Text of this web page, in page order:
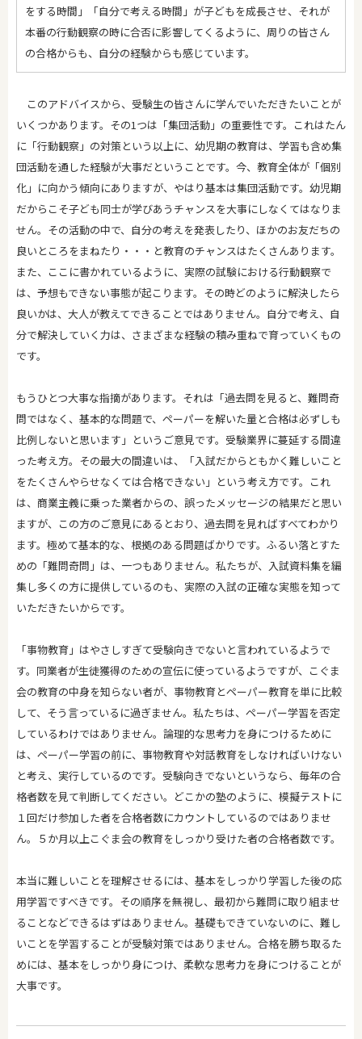
をする時間」「自分で考える時間」が子どもを成長させ、それが
本番の行動観察の時に合否に影響してくるように、周りの皆さん
の合格からも、自分の経験からも感じています。
このアドバイスから、受験生の皆さんに学んでいただきたいことが
いくつかあります。その1つは「集団活動」の重要性です。これはたん
に「行動観察」の対策という以上に、幼児期の教育は、学習も含め集
団活動を通した経験が大事だということです。今、教育全体が「個別
化」に向かう傾向にありますが、やはり基本は集団活動です。幼児期
だからこそ子ども同士が学びあうチャンスを大事にしなくてはなりま
せん。その活動の中で、自分の考えを発表したり、ほかのお友だちの
良いところをまねたり・・・と教育のチャンスはたくさんあります。
また、ここに書かれているように、実際の試験における行動観察で
は、予想もできない事態が起こります。その時どのように解決したら
良いかは、大人が教えてできることではありません。自分で考え、自
分で解決していく力は、さまざまな経験の積み重ねで育っていくもの
です。
もうひとつ大事な指摘があります。それは「過去問を見ると、難問奇
問ではなく、基本的な問題で、ペーパーを解いた量と合格は必ずしも
比例しないと思います」というご意見です。受験業界に蔓延する間違
った考え方。その最大の間違いは、「入試だからともかく難しいこと
をたくさんやらせなくては合格できない」という考え方です。これ
は、商業主義に乗った業者からの、誤ったメッセージの結果だと思い
ますが、この方のご意見にあるとおり、過去問を見ればすべてわかり
ます。極めて基本的な、根拠のある問題ばかりです。ふるい落とすた
めの「難問奇問」は、一つもありません。私たちが、入試資料集を編
集し多くの方に提供しているのも、実際の入試の正確な実態を知って
いただきたいからです。
「事物教育」はやさしすぎて受験向きでないと言われているようで
す。同業者が生徒獲得のための宣伝に使っているようですが、こぐま
会の教育の中身を知らない者が、事物教育とペーパー教育を単に比較
して、そう言っているに過ぎません。私たちは、ペーパー学習を否定
しているわけではありません。論理的な思考力を身につけるために
は、ペーパー学習の前に、事物教育や対話教育をしなければいけない
と考え、実行しているのです。受験向きでないというなら、毎年の合
格者数を見て判断してください。どこかの塾のように、模擬テストに
１回だけ参加した者を合格者数にカウントしているのではありませ
ん。５か月以上こぐま会の教育をしっかり受けた者の合格者数です。
本当に難しいことを理解させるには、基本をしっかり学習した後の応
用学習ですべきです。その順序を無視し、最初から難問に取り組ませ
ることなどできるはずはありません。基礎もできていないのに、難し
いことを学習することが受験対策ではありません。合格を勝ち取るた
めには、基本をしっかり身につけ、柔軟な思考力を身につけることが
大事です。